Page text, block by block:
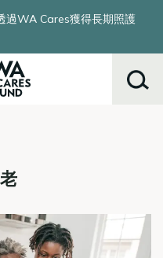
過WA Cares獲得長期照護